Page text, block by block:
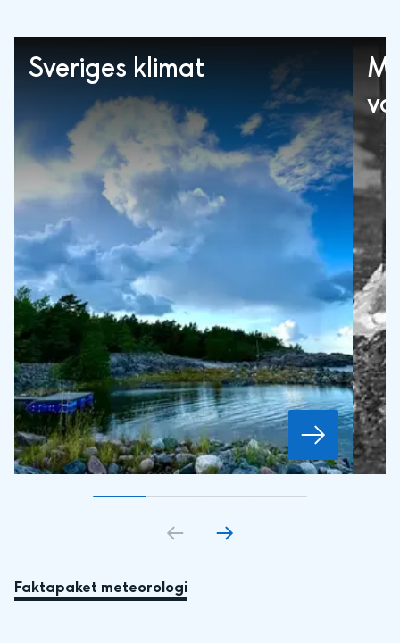
Sveriges klimat
Gå till bildkort1
Gå till bildkort2
Gå till bildkort3
Gå till bildkort
Faktapaket meteorologi